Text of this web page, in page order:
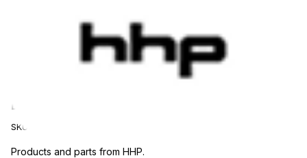
Lectores de Tarjetas HHP MODEL-6578
SKU:
Products and parts from HHP.